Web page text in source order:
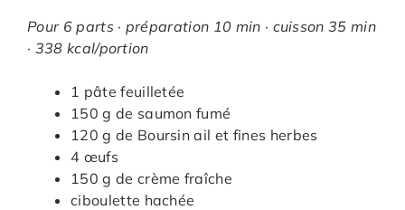
Pour 6 parts · préparation 10 min · cuisson 35 min
· 338 kcal/portion
1 pâte feuilletée
150 g de saumon fumé
120 g de Boursin ail et fines herbes
4 œufs
150 g de crème fraîche
ciboulette hachée